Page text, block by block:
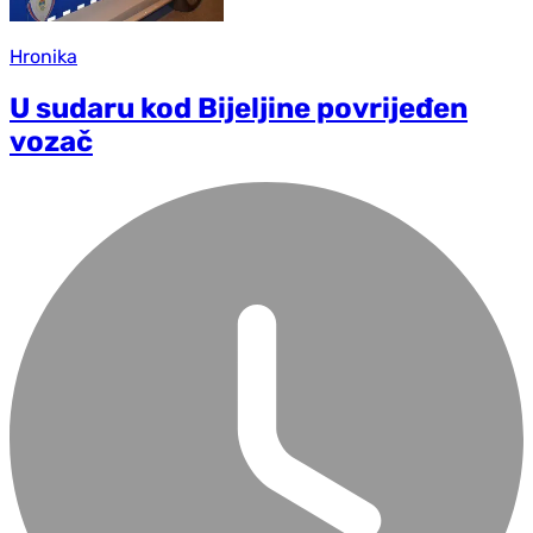
Hronika
U sudaru kod Bijeljine povrijeđen
vozač